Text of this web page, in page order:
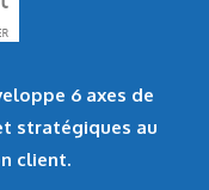
6 axes de
stratégiques au
client.